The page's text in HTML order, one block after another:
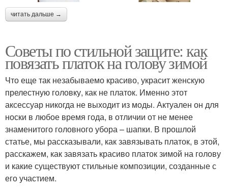
читать дальше →
Советы по стильной защите: как
повязать платок на голову зимой
Что еще так незабываемо красиво, украсит женскую
прелестную головку, как не платок. Именно этот
аксессуар никогда не выходит из моды. Актуален он для
носки в любое время года, в отличии от не менее
знаменитого головного убора – шапки. В прошлой
статье, мы рассказывали, как завязывать платок, в этой,
расскажем, как завязать красиво платок зимой на голову
и какие существуют стильные композиции, созданные с
его участием.